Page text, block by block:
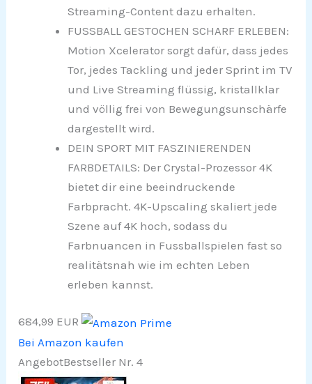
Streaming-Content dazu erhalten.
FUSSBALL GESTOCHEN SCHARF ERLEBEN:
Motion Xcelerator sorgt dafür, dass jedes
Tor, jedes Tackling und jeder Sprint im TV
und Live Streaming flüssig, kristallklar
und völlig frei von Bewegungsunschärfe
dargestellt wird.
DEIN SPORT MIT FASZINIERENDEN
FARBDETAILS: Der Crystal-Prozessor 4K
bietet dir eine beeindruckende
Farbpracht. 4K-Upscaling skaliert jede
Szene auf 4K hoch, sodass du
Farbnuancen in Fussballspielen fast so
realitätsnah wie im echten Leben
erleben kannst.
684,99 EUR
Bei Amazon kaufen
AngebotBestseller Nr. 4